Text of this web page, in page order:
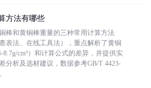
方法有哪些
棒和黄铜棒重量的三种常用计算方法
表法、在线工具法），重点解析了黄铜
8.7g/cm³）和计算公式的差异，并提供实
分析及选材建议，数据参考GB/T 4423-